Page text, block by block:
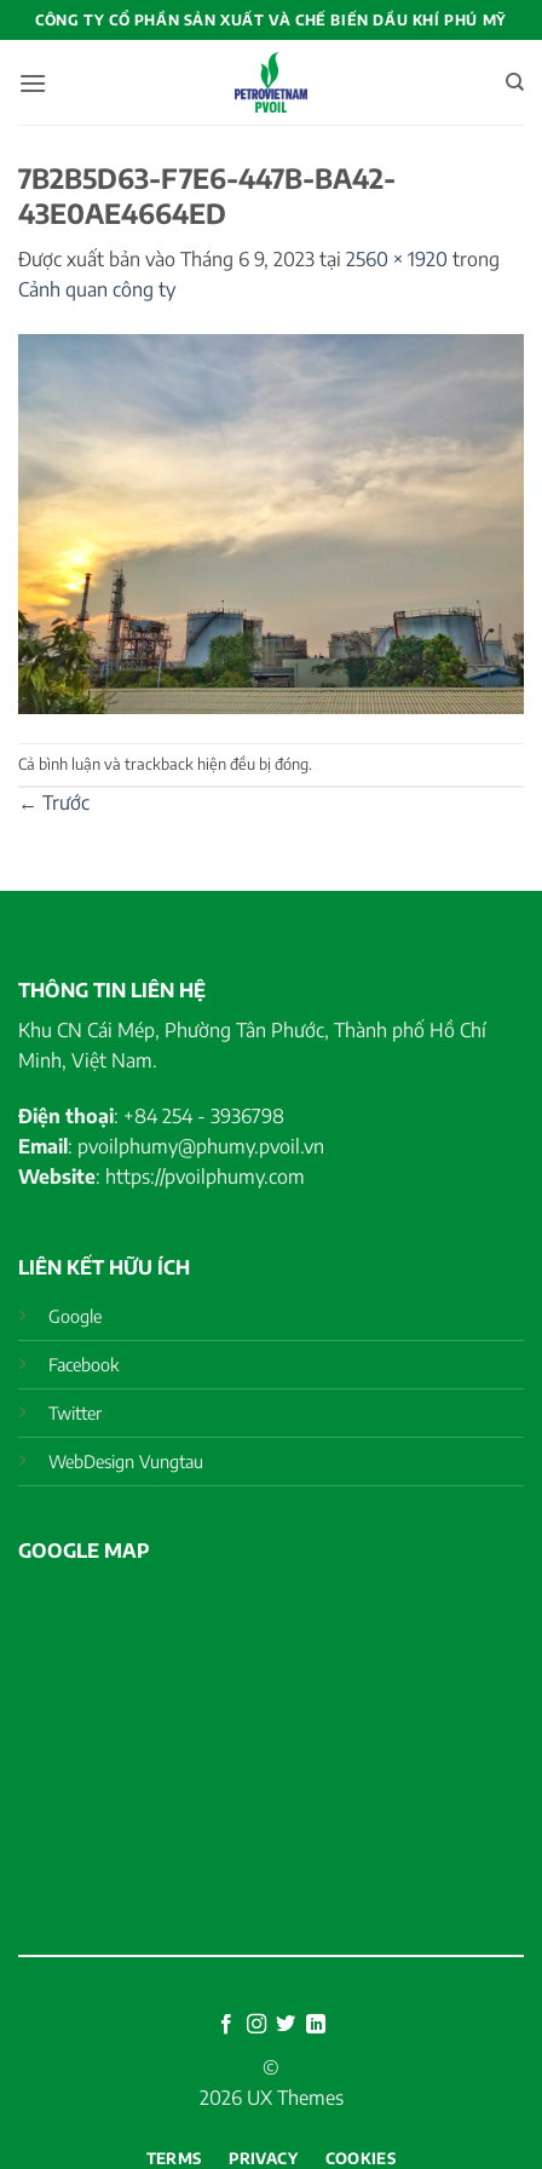
qua
nội
CÔNG TY CỔ PHẦN SẢN XUẤT VÀ CHẾ BIẾN DẦU KHÍ PHÚ MỸ
7B2B5D63-F7E6-447B-BA42-
43E0AE4664ED
Được xuất bản vào Tháng 6 9, 2023 tại 2560 × 1920 trong
Cảnh quan công ty
Cả bình luận và trackback hiện đều bị đóng.
← Trước
THÔNG TIN LIÊN HỆ
Khu CN Cái Mép, Phường Tân Phước, Thành phố Hồ Chí
Minh, Việt Nam.
Điện thoại: +84 254 - 3936798
Email: pvoilphumy@phumy.pvoil.vn
Website: https://pvoilphumy.com
LIÊN KẾT HỮU ÍCH
Google
Facebook
Twitter
WebDesign Vungtau
GOOGLE MAP
©
2026 UX Themes
TERMS PRIVACY COOKIES